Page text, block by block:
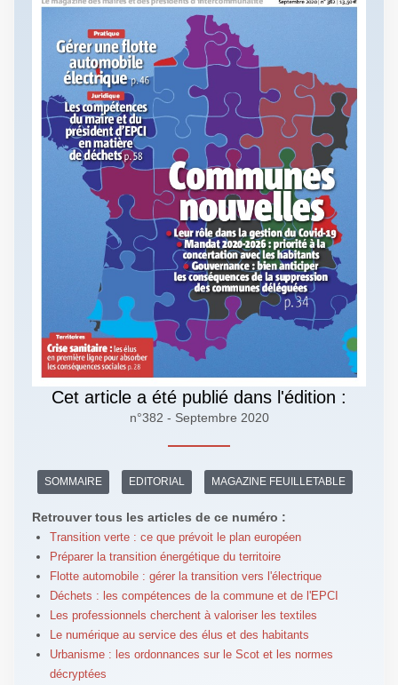
Cet article a été publié dans l'édition :
n°382 - Septembre 2020
SOMMAIRE EDITORIAL MAGAZINE FEUILLETABLE
Retrouver tous les articles de ce numéro :
Transition verte : ce que prévoit le plan européen
Préparer la transition énergétique du territoire
Flotte automobile : gérer la transition vers l'électrique
Déchets : les compétences de la commune et de l'EPCI
Les professionnels cherchent à valoriser les textiles
Le numérique au service des élus et des habitants
Urbanisme : les ordonnances sur le Scot et les normes
décryptées